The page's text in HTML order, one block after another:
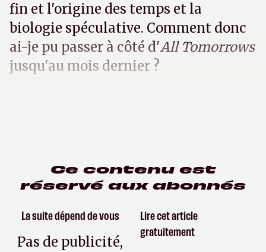
fin et l'origine des temps et la
biologie spéculative. Comment donc
ai-je pu passer à côté d'All Tomorrows
jusqu'au mois dernier ?
Ce contenu est
réservé aux abonnés
La suite dépend de vous
Pas de publicité,
Lire cet article
gratuitement